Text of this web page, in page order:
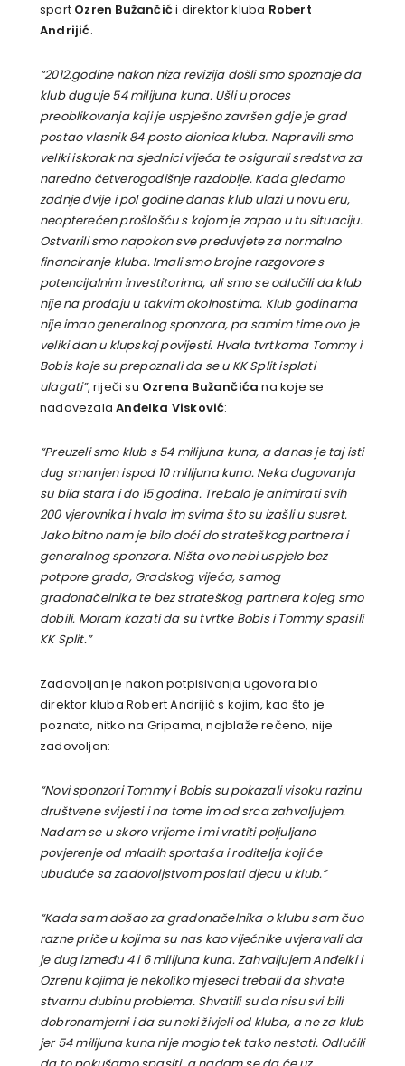
sport Ozren Bužančići direktor kluba Robert
Andrijić.
“2012.godine nakon niza revizija došli smo spoznaje da
klub duguje 54 milijuna kuna. Ušli u proces
preoblikovanja koji je uspješno završen gdje je grad
postao vlasnik 84 posto dionica kluba. Napravili smo
veliki iskorak na sjednici vijeća te osigurali sredstva za
naredno četverogodišnje razdoblje. Kada gledamo
zadnje dvije i pol godine danas klub ulazi u novu eru,
neopterećen prošlošću s kojom je zapao u tu situaciju.
Ostvarili smo napokon sve preduvjete za normalno
financiranje kluba. Imali smo brojne razgovore s
potencijalnim investitorima, ali smo se odlučili da klub
nije na prodaju u takvim okolnostima. Klub godinama
nije imao generalnog sponzora, pa samim time ovo je
veliki dan u klupskoj povijesti. Hvala tvrtkama Tommy i
Bobis koje su prepoznali da se u KK Split isplati
ulagati”, riječi su Ozrena Bužančića na koje se
nadovezalaAnđelka Visković:
“Preuzeli smo klub s 54 milijuna kuna, a danas je taj isti
dug smanjen ispod 10 milijuna kuna. Neka dugovanja
su bila stara i do 15 godina. Trebalo je animirati svih
200 vjerovnika i hvala im svima što su izašli u susret.
Jako bitno nam je bilo doći do strateškog partnera i
generalnog sponzora. Ništa ovo nebi uspjelo bez
potpore grada, Gradskog vijeća, samog
gradonačelnika te bez strateškog partnera kojeg smo
dobili. Moram kazati da su tvrtke Bobis i Tommy spasili
KK Split.”
Zadovoljan je nakon potpisivanja ugovora bio
direktor kluba Robert Andrijić s kojim, kao što je
poznato, nitko na Gripama, najblaže rečeno, nije
zadovoljan:
“Novi sponzori Tommy i Bobis su pokazali visoku razinu
društvene svijesti i na tome im od srca zahvaljujem.
Nadam se u skoro vrijeme i mi vratiti poljuljano
povjerenje od mladih sportaša i roditelja koji će
ubuduće sa zadovoljstvom poslati djecu u klub.”
“Kada sam došao za gradonačelnika o klubu sam čuo
razne priče u kojima su nas kao vijećnike uvjeravali da
je dug između 4 i 6 milijuna kuna. Zahvaljujem Anđelki i
Ozrenu kojima je nekoliko mjeseci trebali da shvate
stvarnu dubinu problema. Shvatili su da nisu svi bili
dobronamjerni i da su neki živjeli od kluba, a ne za klub
jer 54 milijuna kuna nije moglo tek tako nestati. Odlučili